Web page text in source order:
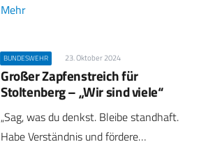
Mehr
BUNDESWEHR 23. Oktober 2024
Großer Zapfenstreich für
Stoltenberg – „Wir sind viele“
„Sag, was du denkst. Bleibe standhaft.
Habe Verständnis und fördere…